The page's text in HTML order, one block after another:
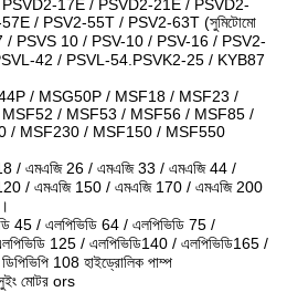
17E / PSVD2-21E / PSVD2-
/ PSV2-55T / PSV2-63T (সুমিটোমো
/ PSVS 10 / PSV-10 / PSV-16 / PSV2-
42 / PSVL-54.PSVK2-25 / KYB87
/ MSG50P / MSF18 / MSF23 /
/ MSF53 / MSF56 / MSF85 /
/ MSF230 / MSF150 / MSF550
/ এমএজি 26 / এমএজি 33 / এমএজি 44 /
/ এমএজি 150 / এমএজি 170 / এমএজি 200
45 / এলপিভিডি 64 / এলপিভিডি 75 /
125 / এলপিভিডি140 / এলপিভিডি165 /
108 হাইড্রোলিক পাম্প
মোটর ors